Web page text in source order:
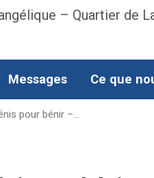
– Quartier de
Messages Ce que
pour bénir –…